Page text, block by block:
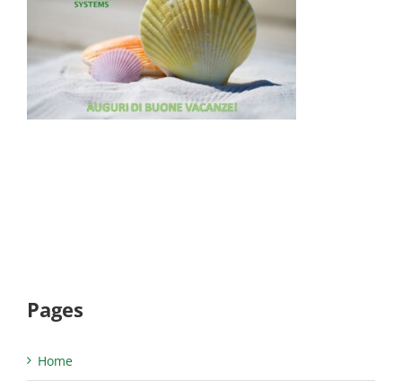
Pages
Home